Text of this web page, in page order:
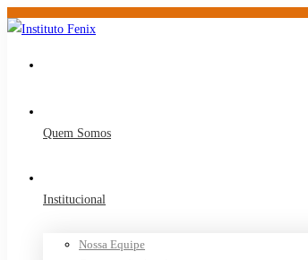
Quem Somos
Institucional
Nossa Equipe